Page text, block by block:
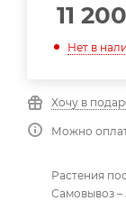
11 200
Нет в
Хочу в
Можно
Растения
Самовывоз